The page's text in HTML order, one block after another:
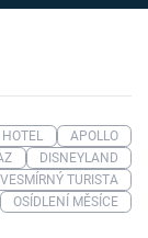
HOTEL
APOLLO
DISNEYLAND
VESMÍRNÝ TURISTA
OSÍDLENÍ MĚSÍCE